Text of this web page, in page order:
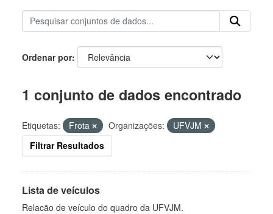
Ordenar por
1 conjunto de dados encontrado
Etiquetas: Frota Organizações:
UFVJM
Filtrar Resultados
Lista de veículos
Relacão de veículo do quadro da UFVJM.